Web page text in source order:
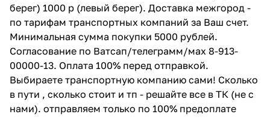
берег) 1000 р (левый берег). Доставка межгород -
по тарифам транспортных компаний за Ваш счет.
Минимальная сумма покупки 5000 рублей.
Согласование по Ватсап/телеграмм/мах 8-913-
00000-13. Оплата 100% перед отправкой.
Выбираете транспортную компанию сами! Сколько
в пути , сколько стоит и тп - решайте все в ТК (не с
нами). отправляем только по 100% предоплате